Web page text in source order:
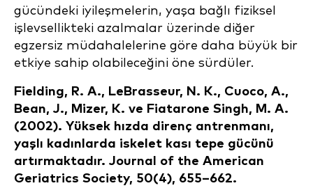
gücündeki iyileşmelerin, yaşa bağlı fiziksel
işlevsellikteki azalmalar üzerinde diğer
egzersiz müdahalelerine göre daha büyük bir
etkiye sahip olabileceğini öne sürdüler.
Fielding, R. A., LeBrasseur, N. K., Cuoco, A.,
Bean, J., Mizer, K. ve Fiatarone Singh, M. A.
(2002). Yüksek hızda direnç antrenmanı,
yaşlı kadınlarda iskelet kası tepe gücünü
artırmaktadır. Journal of the American
Geriatrics Society, 50(4), 655–662.